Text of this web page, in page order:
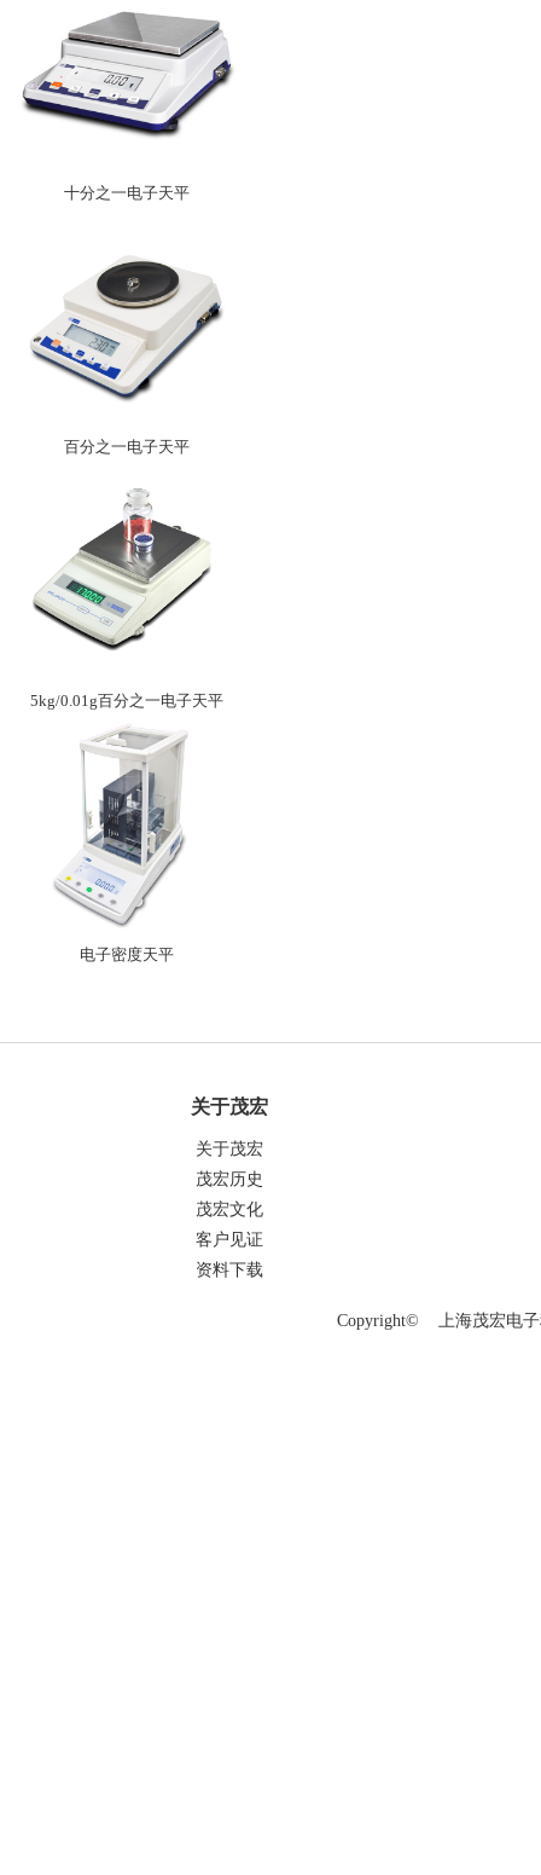
十分之一电子天平
百分之一电子天平
5kg/0.01g百分之一电子天平
电子密度天平
关于茂宏
关于茂宏
茂宏历史
茂宏文化
客户见证
资料下载
Copyright© 上海茂宏电子